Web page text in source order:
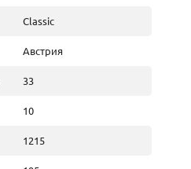
Classic
Австрия
33
10
1215